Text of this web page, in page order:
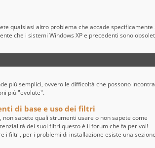
qualsiasi altro problema che accade specificamente
che i sistemi Windows XP e precedenti sono
più semplici, ovvero le difficoltà che possono
più "evolute".
di base e uso dei filtri
sapete quali strumenti usare o non sapete come
dei suoi filtri questo è il forum che fa per voi!
i filtri, per i problemi di installazione esiste una sezione